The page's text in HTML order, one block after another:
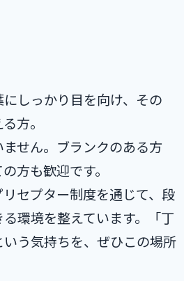
しっかり目を向け、その
方。
せん。ブランクのある方
方も歓迎です。
セプター制度を通じて、段
環境を整えています。「丁
う気持ちを、ぜひこの場所